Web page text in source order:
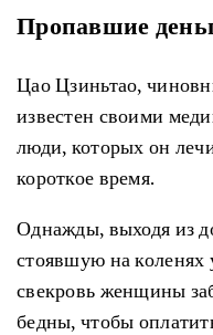
Пропавшие
Цао Цзиньтао,
известен своими
люди, которых он
короткое время.
Однажды, выходя из
стоявшую на коленях
свекровь женщины
бедны, чтобы